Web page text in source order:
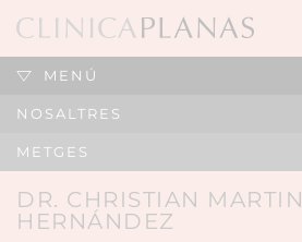
MENÚ
NOSALTRES
METGES
DR. CHRISTIAN MARTIN
HERNÁNDEZ